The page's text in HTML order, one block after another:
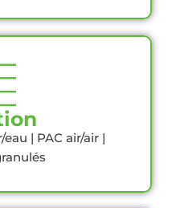
| PAC air/air |